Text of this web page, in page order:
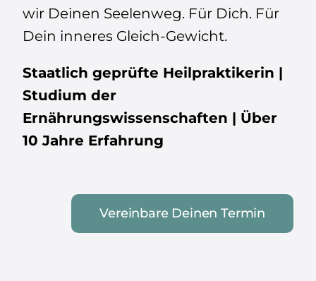
wir Deinen Seelenweg. Für Dich. Für
Dein inneres Gleich-Gewicht.
Staatlich geprüfte Heilpraktikerin |
Studium der
Ernährungswissenschaften | Über
10 Jahre Erfahrung
Vereinbare Deinen Termin